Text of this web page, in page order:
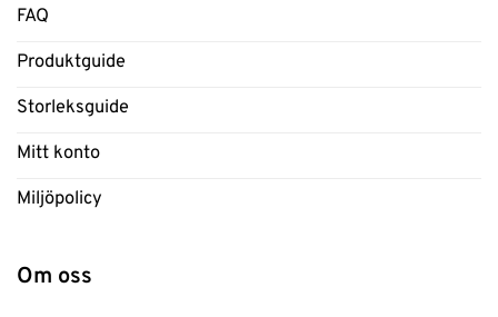
FAQ
Produktguide
Storleksguide
Mitt konto
Miljöpolicy
Om oss